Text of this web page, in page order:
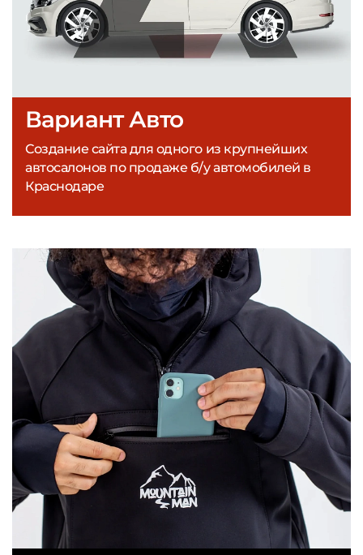
Вариант Авто
Создание сайта для одного из крупнейших
автосалонов по продаже б/у автомобилей в
Краснодаре